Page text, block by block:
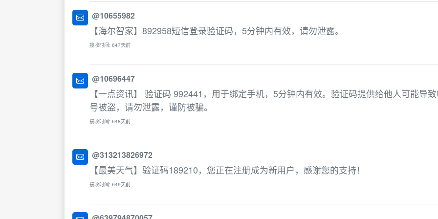
@10655982
【海尔智家】892958短信登录验证码，5分钟内有效，请勿泄露。
接收时间: 647天前
@10696447
【一点资讯】 验证码 992441，用于绑定手机，5分钟内有效。验证码提供给他人可能导
号被盗，请勿泄露，谨防被骗。
接收时间: 648天前
@313213826972
【最美天气】验证码189210，您正在注册成为新用户，感谢您的支持！
接收时间: 649天前